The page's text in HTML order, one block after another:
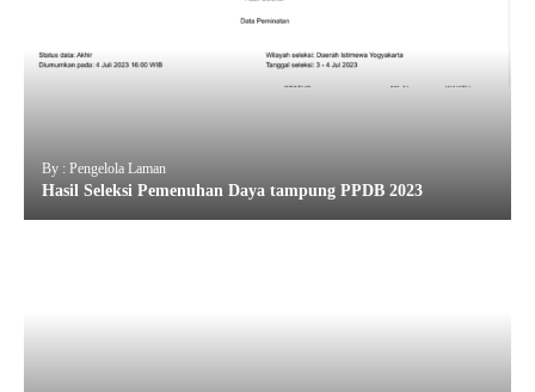
By : Pengelola Laman
Hasil Seleksi Pemenuhan Daya tampung PPDB 2023